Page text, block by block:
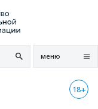
меню
18+